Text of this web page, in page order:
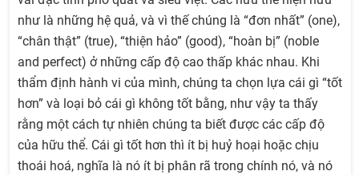
như là những hệ quả, và vì thế chúng là “đơn nhất” (one),
“chân thật” (true), “thiện hảo” (good), “hoàn bị” (noble
and perfect) ở những cấp độ cao thấp khác nhau. Khi
thẩm định hành vi của mình, chúng ta chọn lựa cái gì “tốt
hơn” và loại bỏ cái gì không tốt bằng, như vậy ta thấy
rằng một cách tự nhiên chúng ta biết được các cấp độ
của hữu thể. Cái gì tốt hơn thì ít bị huỷ hoại hoặc chịu
thoái hoá, nghĩa là nó ít bị phân rã trong chính nó, và nó